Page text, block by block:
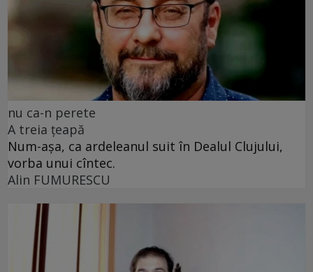
nu ca-n perete
A treia țeapă
Num-așa, ca ardeleanul suit în Dealul Clujului,
vorba unui cîntec.
Alin FUMURESCU